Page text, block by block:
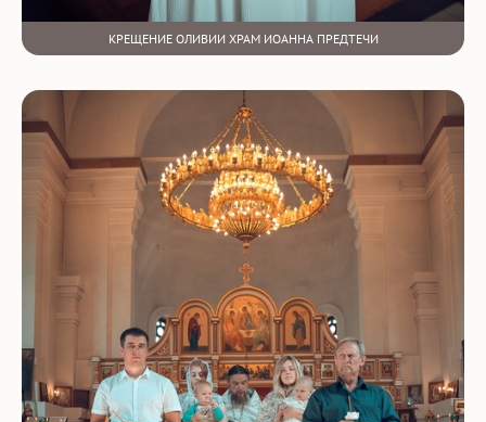
КРЕЩЕНИЕ ОЛИВИИ ХРАМ ИОАННА ПРЕДТЕЧИ